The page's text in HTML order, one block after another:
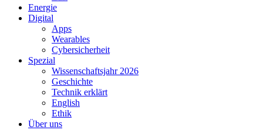
Energie
Digital
Apps
Wearables
Cybersicherheit
Spezial
Wissenschaftsjahr 2026
Geschichte
Technik erklärt
English
Ethik
Über uns